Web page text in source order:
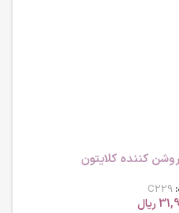
کننده کلایتون
C229
ریال